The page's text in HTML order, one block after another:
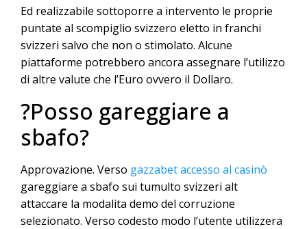
Ed realizzabile sottoporre a intervento le proprie
puntate al scompiglio svizzero eletto in franchi
svizzeri salvo che non o stimolato. Alcune
piattaforme potrebbero ancora assegnare l’utilizzo
di altre valute che l’Euro ovvero il Dollaro.
?Posso gareggiare a
sbafo?
Approvazione. Verso gazzabet accesso al casinò
gareggiare a sbafo sui tumulto svizzeri alt
attaccare la modalita demo del corruzione
selezionato. Verso codesto modo l’utente utilizzera